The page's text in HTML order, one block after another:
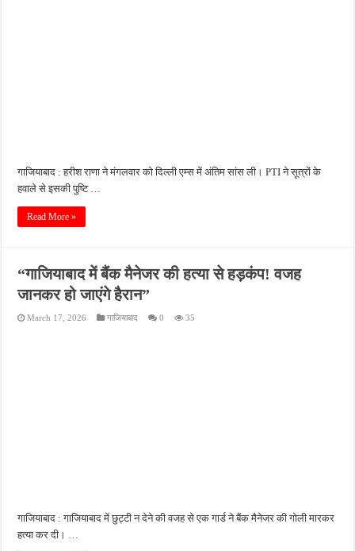
गाजियाबाद : हरीश राणा ने मंगलवार को दिल्ली एम्स में अंतिम सांस ली। PTI ने सूत्रों के
हवाले से इसकी पुष्टि …
Read More »
“गाजियाबाद में बैंक मैनेजर की हत्या से हड़कंप! वजह
जानकर हो जाएंगे हैरान”
March 17, 2026 गाजियाबाद 0 35
गाजियाबाद : गाजियाबाद में छुट्टी न देने की वजह से एक गार्ड ने बैंक मैनेजर की गोली मारकर
हत्या कर दी। …